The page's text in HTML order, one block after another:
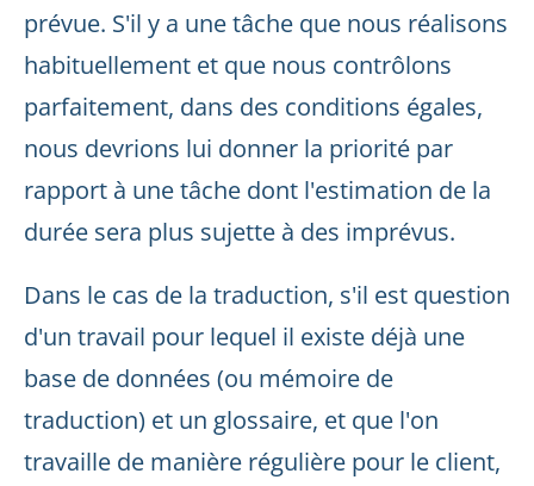
prévue. S'il y a une tâche que nous réalisons
habituellement et que nous contrôlons
parfaitement, dans des conditions égales,
nous devrions lui donner la priorité par
rapport à une tâche dont l'estimation de la
durée sera plus sujette à des imprévus.
Dans le cas de la traduction, s'il est question
d'un travail pour lequel il existe déjà une
base de données (ou mémoire de
traduction) et un glossaire, et que l'on
travaille de manière régulière pour le client,